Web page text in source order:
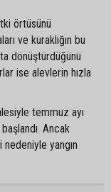
örtüsünü
ve kuraklığın bu
dönüştürdüğünü
ise alevlerin hızla
temmuz ayı
Ancak
yangın